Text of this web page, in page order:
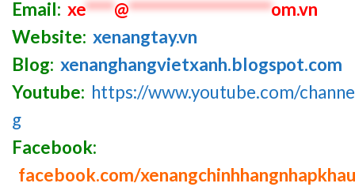
Email: xe****@********************om.vn
Website: xenangtay.vn
Blog: xenanghangvietxanh.blogspot.com
Youtube: https://www.youtube.com/
g
Facebook:
facebook.com/xenangchinhhangnhapkhau